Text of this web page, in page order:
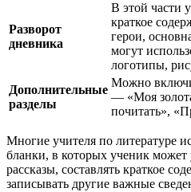
Разворот
дневника
В этой части
краткое
герои,
могут
логотипы,
Дополнительные
разделы
Можно
— «Моя
почитать»,
Многие учителя по литературе
бланки, в которых ученик может
рассказы, составлять краткое
записывать другие важные